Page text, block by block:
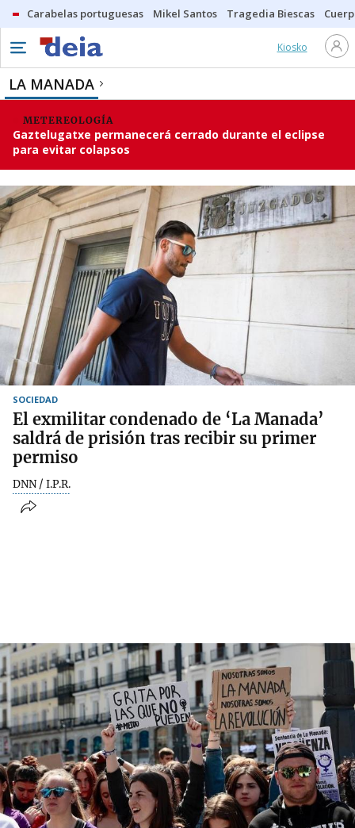
Carabelas portuguesas Mikel Santos Tragedia Biescas
Kiosko
LA MANADA
METEREOLOGÍA
Gaztelugatxe permanecerá cerrado durante el eclipse
para evitar colapsos
SOCIEDAD
El exmilitar condenado de ‘La Manada’
saldrá de prisión tras recibir su primer
permiso
DNN / I.P.R.